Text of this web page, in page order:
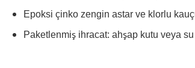
Epoksi çinko zengin astar ve klorlu
Paketlenmiş ihracat: ahşap kutu veya